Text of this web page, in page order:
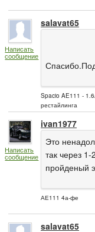
Написать
сообщение
salavat65
Spacio AE111 -
рестайлинга
Написать
сообщение
ivan1977
Это
так через
пройденый
АЕ111 4а-фе
salavat65